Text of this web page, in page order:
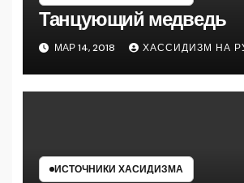
Танцующий медведь
МАР 14, 2018 ХАССИДИЗМ НА
ИСТОЧНИКИ ХАСИДИЗМА